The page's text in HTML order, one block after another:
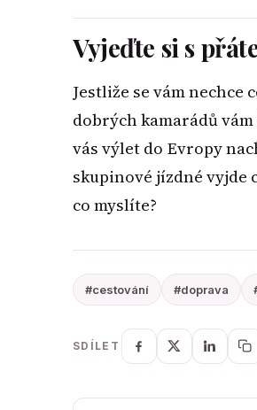
Vyjeďte si s
Jestliže se vám nechce
dobrých kamarádů
vás výlet do Evropy
skupinové jízdné vyjde
co myslíte?
#cestování #doprava
SDÍLET